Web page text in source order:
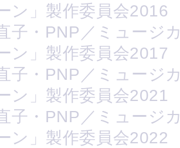
ン」製作委員会2016
子・PNP／ミュージ
ン」製作委員会2017
子・PNP／ミュージ
ン」製作委員会2021
子・PNP／ミュージ
ン」製作委員会2022